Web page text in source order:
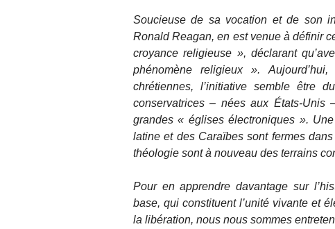
Soucieuse de sa vocation et de son
Ronald Reagan, en est venue à définir
croyance religieuse », déclarant
phénomène religieux ».
chrétiennes, l’initiative semble être
conservatrices – nées aux États-
grandes « églises électroniques ».
latine et des Caraïbes sont fermes
théologie sont à nouveau des terrains
Pour en apprendre davantage sur
base, qui constituent l’unité vivante et
la libération, nous nous sommes